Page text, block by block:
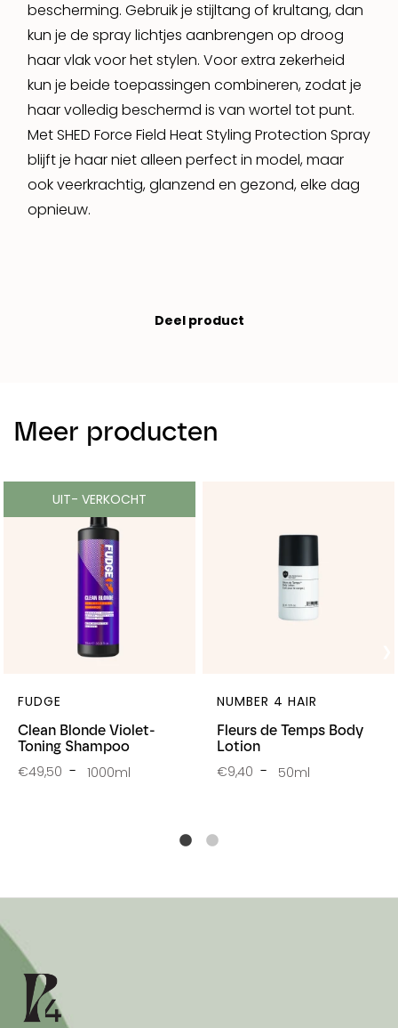
bescherming. Gebruik je stijltang of krultang, dan
kun je de spray lichtjes aanbrengen op droog
haar vlak voor het stylen. Voor extra zekerheid
kun je beide toepassingen combineren, zodat je
haar volledig beschermd is van wortel tot punt.
Met SHED Force Field Heat Styling Protection Spray
blijft je haar niet alleen perfect in model, maar
ook veerkrachtig, glanzend en gezond, elke dag
opnieuw.
Deel product
Meer producten
UIT- VERKOCHT
Clean Blonde Violet-
Toning Shampoo
FUDGE
€49,50 1000ml
Fleurs de Temps Body
Lotion
NUMBER 4 HAIR
€9,40 50ml